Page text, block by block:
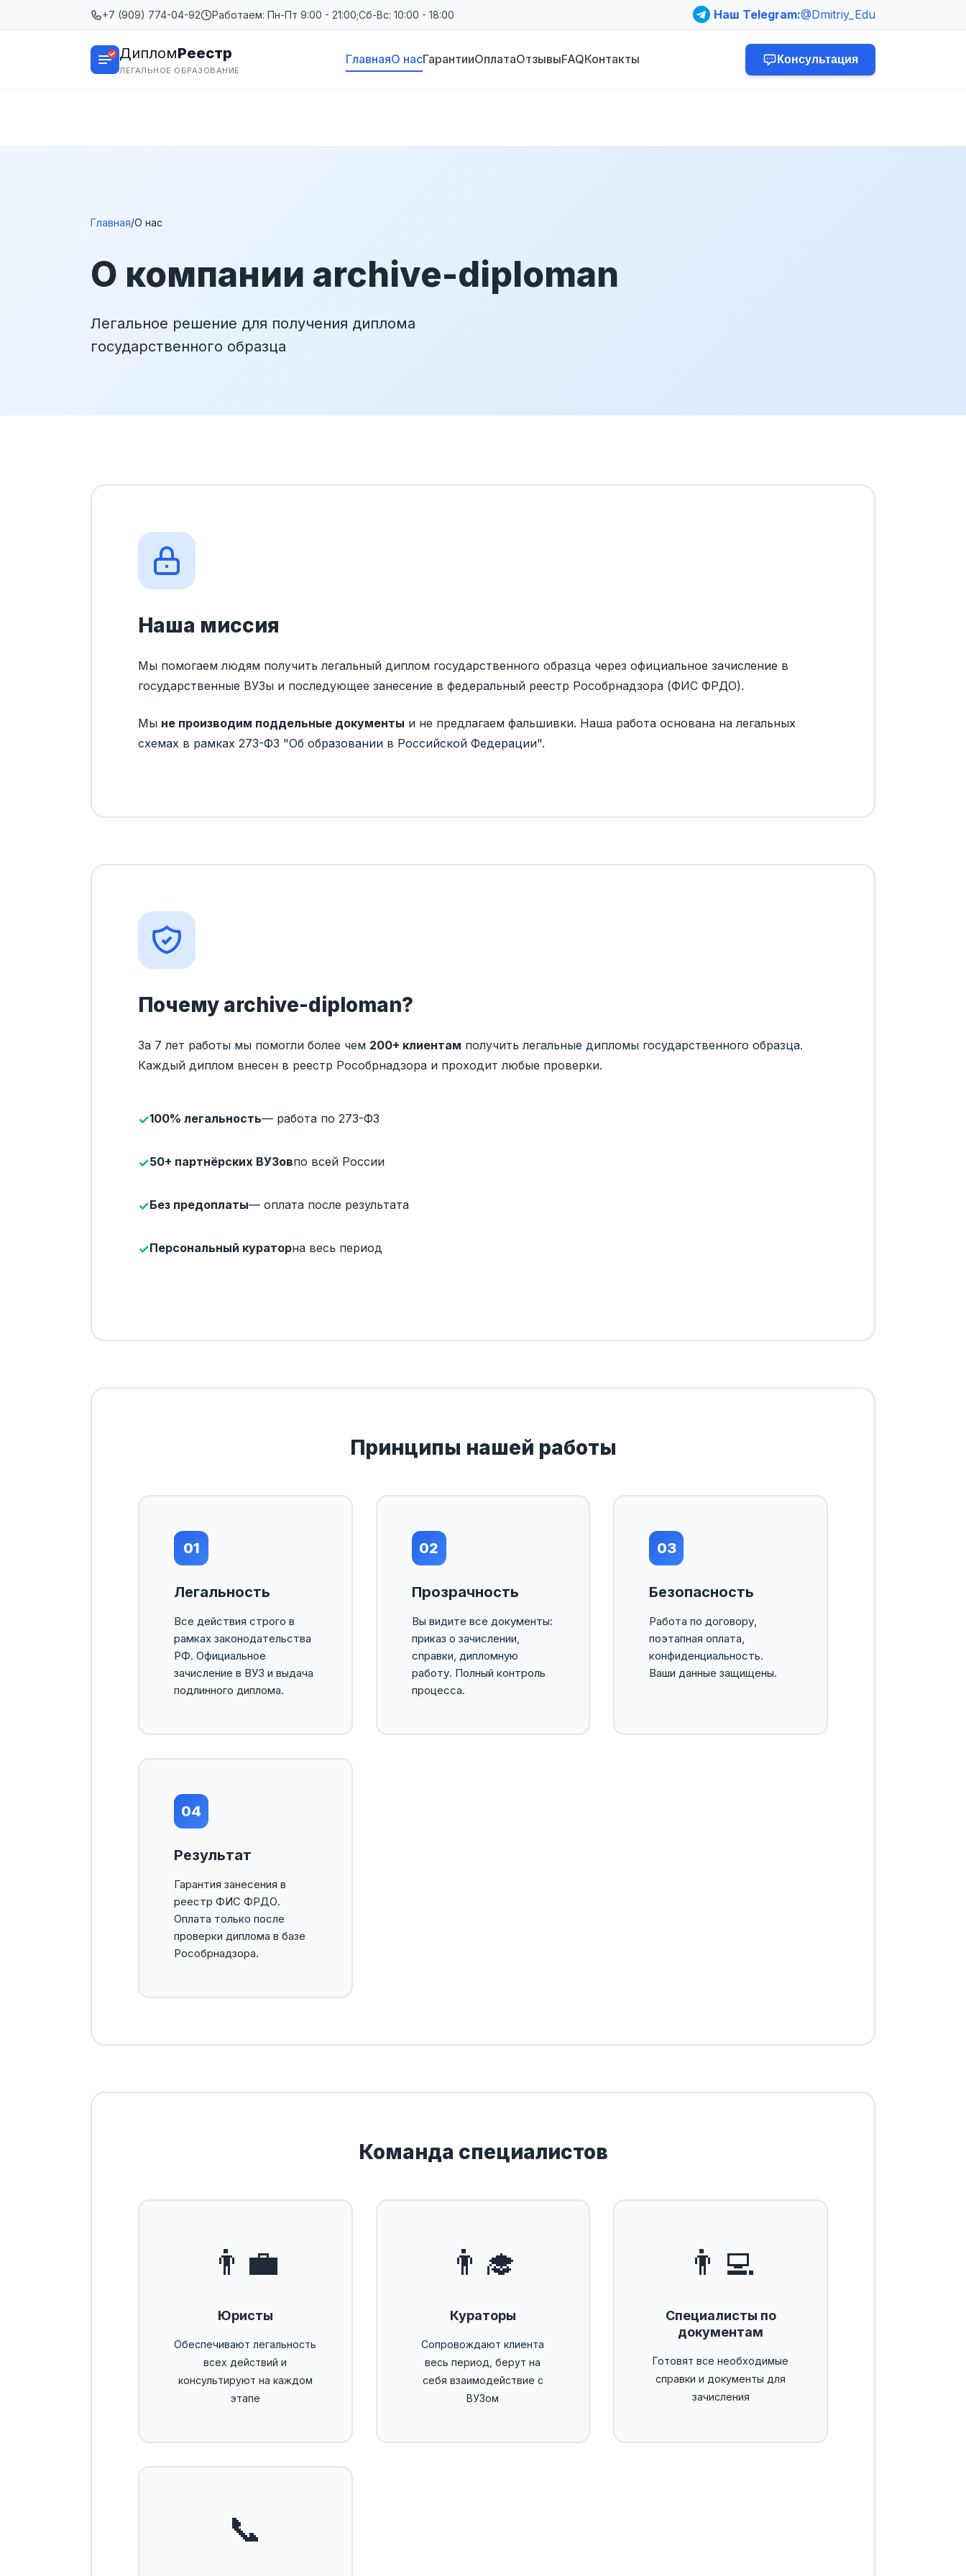
+7 (909) 774-04-92 Работаем: Пн-Пт 9:00 - 21:00;Сб-Вс: 10:00 - 18:00 Наш Telegram:@Dmitriy_Edu
ДипломРеестр
ЛЕГАЛЬНОЕ ОБРАЗОВАНИЕ
ГлавнаяО насГарантииОплатаОтзывыFAQКонтакты Консультация
Главная/О нас
О компании archive-diploman
Легальное решение для получения диплома
государственного образца
Наша миссия
Мы помогаем людям получить легальный диплом государственного образца через официальное зачисление в
государственные ВУЗы и последующее занесение в федеральный реестр Рособрнадзора (ФИС ФРДО).
Мы не производим поддельные документы и не предлагаем фальшивки. Наша работа основана на легальных
схемах в рамках 273-ФЗ "Об образовании в Российской Федерации".
Почему archive-diploman?
За 7 лет работы мы помогли более чем 200+ клиентам получить легальные дипломы государственного образца.
Каждый диплом внесен в реестр Рособрнадзора и проходит любые проверки.
100% легальность— работа по 273-ФЗ
50+ партнёрских ВУЗовпо всей России
Без предоплаты— оплата после результата
Персональный кураторна весь период
Принципы нашей работы
01
Легальность
Все действия строго в
рамках законодательства
РФ. Официальное
зачисление в ВУЗ и выдача
подлинного диплома.
02
Прозрачность
Вы видите все документы:
приказ о зачислении,
справки, дипломную
работу. Полный контроль
процесса.
03
Безопасность
Работа по договору,
поэтапная оплата,
конфиденциальность.
Ваши данные защищены.
04
Результат
Гарантия занесения в
реестр ФИС ФРДО.
Оплата только после
проверки диплома в базе
Рособрнадзора.
Команда специалистов
👨‍💼
Юристы
Обеспечивают легальность
всех действий и
консультируют на каждом
этапе
👨‍🎓
Кураторы
Сопровождают клиента
весь период, берут на
себя взаимодействие с
ВУЗом
👨‍💻
Специалисты по
документам
Готовят все необходимые
справки и документы для
зачисления
📞